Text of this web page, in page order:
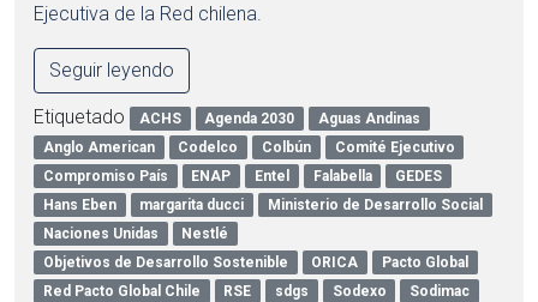
Ejecutiva de la Red chilena.
Seguir leyendo
Etiquetado ACHS Agenda 2030
Aguas Andinas
Anglo American
Codelco Colbún
Comité Ejecutivo
Compromiso País
ENAP Entel Falabella
GEDES
Hans Eben
margarita ducci
Ministerio de Desarrollo Social
Naciones Unidas
Nestlé
Objetivos de Desarrollo Sostenible
ORICA
Pacto Global
Red Pacto Global Chile
RSE sdgs Sodexo Sodimac